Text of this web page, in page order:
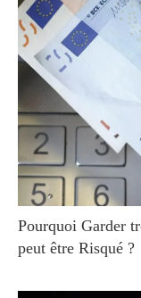
Pourquoi Garder
peut être Risqué ?